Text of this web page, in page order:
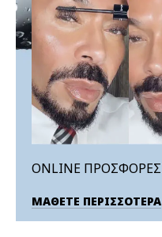
ONLINE ΠΡΟΣΦΟΡΕΣ
ΜΑΘΕΤΕ ΠΕΡΙΣΣΟΤΕΡΑ